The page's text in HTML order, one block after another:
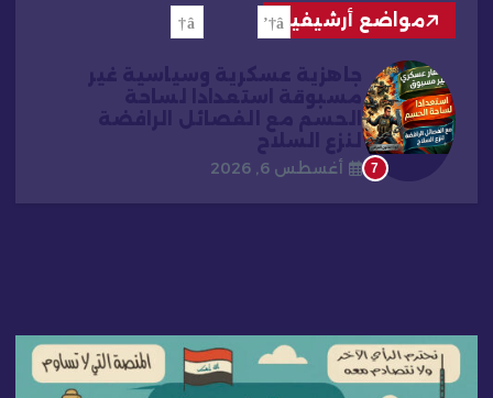
مواضع أرشيفية
7 أغسطس 6, 2026